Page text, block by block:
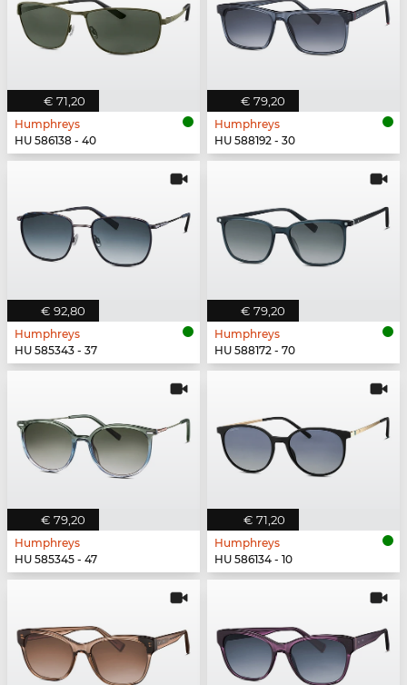
€ 71,20
Humphreys
HU 586138 - 40
€ 79,20
Humphreys
HU 588192 - 30
€ 92,80
Humphreys
HU 585343 - 37
€ 79,20
Humphreys
HU 588172 - 70
€ 79,20
Humphreys
HU 585345 - 47
€ 71,20
Humphreys
HU 586134 - 10